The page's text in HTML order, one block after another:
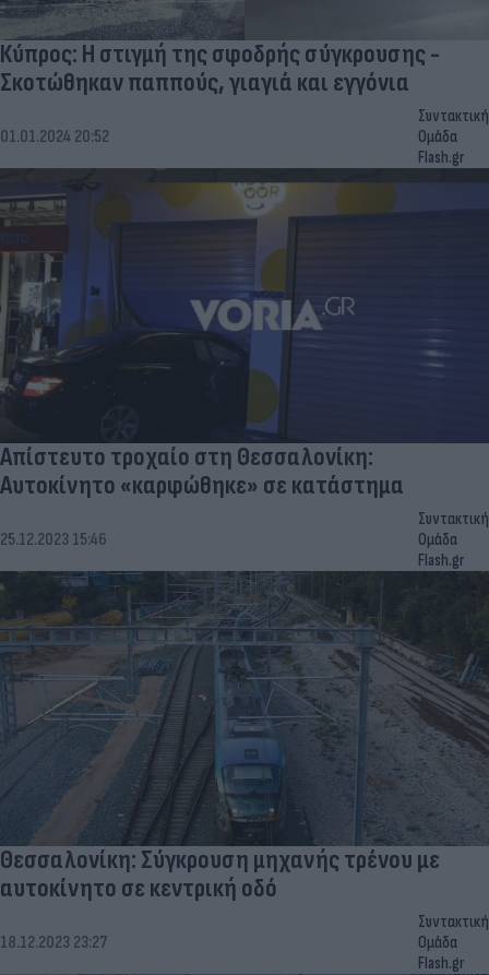
Κύπρος: Η στιγμή της σφοδρής σύγκρουσης -
Σκοτώθηκαν παππούς, γιαγιά και εγγόνια
01.01.2024 20:52
Συντακτική
Ομάδα
Flash.gr
Απίστευτο τροχαίο στη Θεσσαλονίκη:
Αυτοκίνητο «καρφώθηκε» σε κατάστημα
25.12.2023 15:46
Συντακτική
Ομάδα
Flash.gr
Θεσσαλονίκη: Σύγκρουση μηχανής τρένου με
αυτοκίνητο σε κεντρική οδό
18.12.2023 23:27
Συντακτική
Ομάδα
Flash.gr